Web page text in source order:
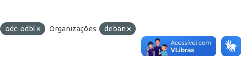
odc-odbl Organizações: deban